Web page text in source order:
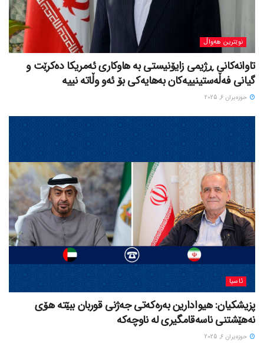
نوێترین هەواڵ
تاوانەکانی ڕژیمی زایۆنیستی بە هاوکاری ئەمریکا دەکرێت و
گیانی فەڵەستینییەکان بەهایەکی بۆ ئەو وڵاتە نییە
حوزه‌یران 6, 2025
ئاسیا
پزیشکیان: هیوادارین بەرەکەتی جەژنی قوربان ببێتە هۆی
نەهێشتنی ناسەقامگیری لە ناوچەکە
حوزه‌یران 6, 2025